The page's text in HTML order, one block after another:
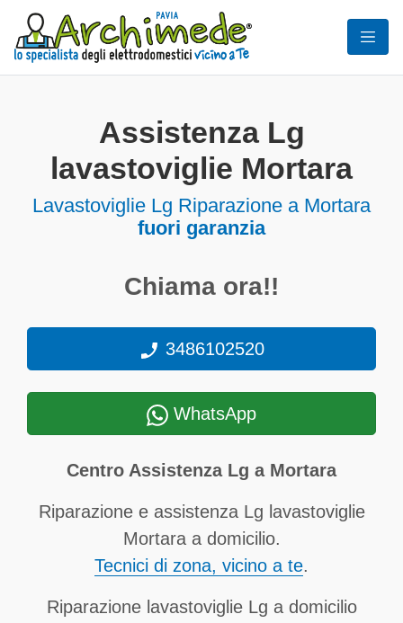
Assistenza Lg
lavastoviglie Mortara
Lavastoviglie Lg Riparazione a Mortara
fuori garanzia
Chiama ora!!
3486102520
WhatsApp
Centro Assistenza Lg a Mortara
Riparazione e assistenza Lg lavastoviglie
Mortara a domicilio.
Tecnici di zona, vicino a te.
Riparazione lavastoviglie Lg a domicilio